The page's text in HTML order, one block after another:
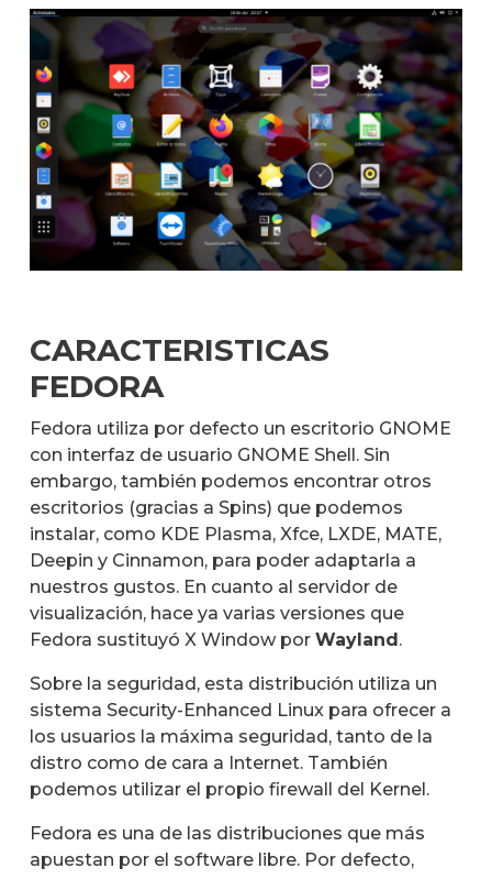
CARACTERISTICAS
FEDORA
Fedora utiliza por defecto un escritorio GNOME
con interfaz de usuario GNOME Shell. Sin
embargo, también podemos encontrar otros
escritorios (gracias a Spins) que podemos
instalar, como KDE Plasma, Xfce, LXDE, MATE,
Deepin y Cinnamon, para poder adaptarla a
nuestros gustos. En cuanto al servidor de
visualización, hace ya varias versiones que
Fedora sustituyó X Window por Wayland.
Sobre la seguridad, esta distribución utiliza un
sistema Security-Enhanced Linux para ofrecer a
los usuarios la máxima seguridad, tanto de la
distro como de cara a Internet. También
podemos utilizar el propio firewall del Kernel.
Fedora es una de las distribuciones que más
apuestan por el software libre. Por defecto,